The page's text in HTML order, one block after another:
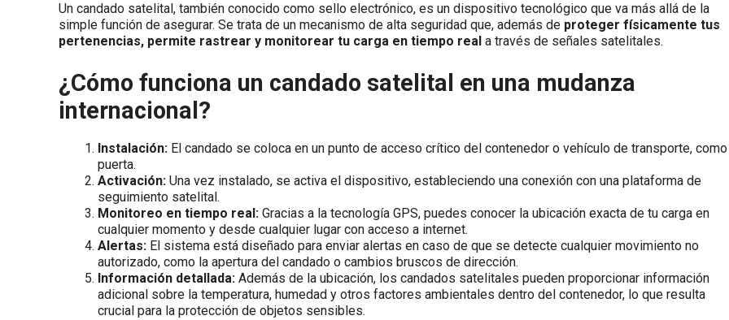
Un candado satelital, también conocido como sello electrónico, es un dispositivo tecnológico que va más allá de la
simple función de asegurar. Se trata de un mecanismo de alta seguridad que, además de proteger físicamente tus
pertenencias, permite rastrear y monitorear tu carga en tiempo real a través de señales satelitales.
¿Cómo funciona un candado satelital en una mudanza
internacional?
Instalación: El candado se coloca en un punto de acceso crítico del contenedor o vehículo de transporte,
puerta.
Activación: Una vez instalado, se activa el dispositivo, estableciendo una conexión con una plataforma de
seguimiento satelital.
Monitoreo en tiempo real: Gracias a la tecnología GPS, puedes conocer la ubicación exacta de tu carga en
cualquier momento y desde cualquier lugar con acceso a internet.
Alertas: El sistema está diseñado para enviar alertas en caso de que se detecte cualquier movimiento no
autorizado, como la apertura del candado o cambios bruscos de dirección.
Información detallada: Además de la ubicación, los candados satelitales pueden proporcionar información
adicional sobre la temperatura, humedad y otros factores ambientales dentro del contenedor, lo que resulta
crucial para la protección de objetos sensibles.